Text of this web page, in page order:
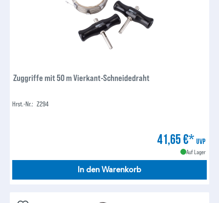
Zuggriffe mit 50 m Vierkant-Schneidedraht
Hrst.-Nr.: Z294
41,65 €* UVP
Auf Lager
In den Warenkorb